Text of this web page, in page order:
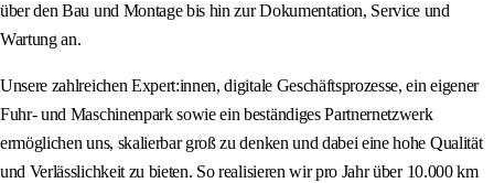
über den Bau und Montage bis hin zur Dokumentation, Service und
Wartung an.
Unsere zahlreichen Expert:innen, digitale Geschäftsprozesse, ein eigener
Fuhr- und Maschinenpark sowie ein beständiges Partnernetzwerk
ermöglichen uns, skalierbar groß zu denken und dabei eine hohe Qualität
und Verlässlichkeit zu bieten. So realisieren wir pro Jahr über 10.000 km